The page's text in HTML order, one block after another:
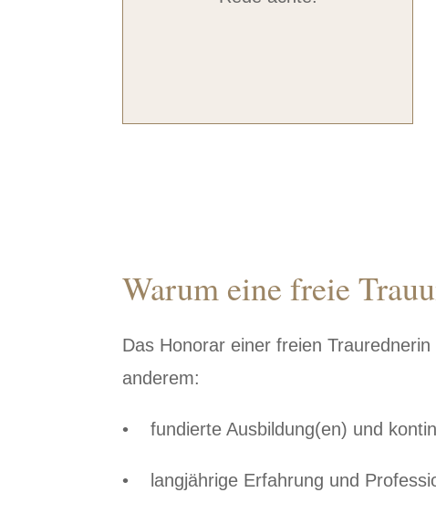
Warum eine freie
Das Honorar einer freien
anderem:
• fundierte Ausbildung(en) und
• langjährige Erfahrung und